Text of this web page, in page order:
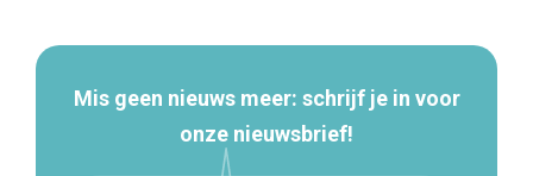
Mis geen nieuws meer: schrijf je in voor
onze nieuwsbrief!